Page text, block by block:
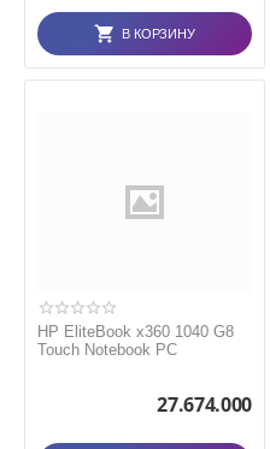
В КОРЗИНУ
HP EliteBook x360 1040 G8
Touch Notebook PC
27.674.000